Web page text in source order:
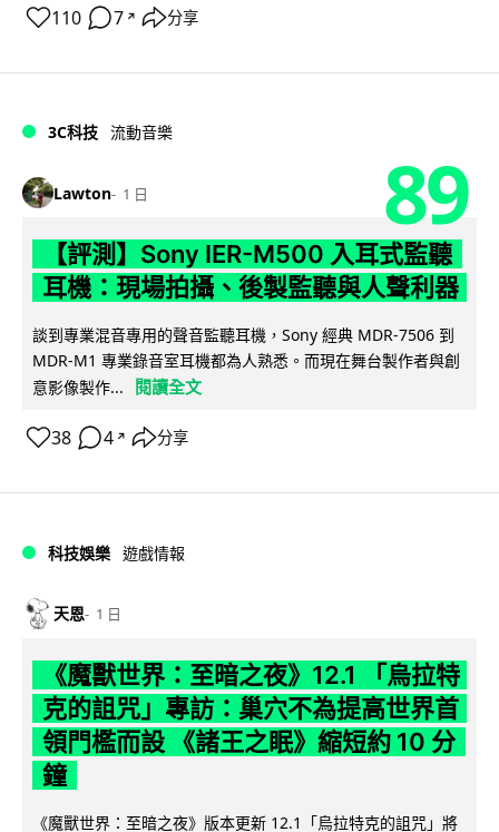
110 7 ↗ 分享
3C科技 流動音樂
Lawton 1 日 89
【評測】Sony IER-M500 入耳式監聽
耳機：現場拍攝、後製監聽與人聲利器
談到專業混音專用的聲音監聽耳機，Sony 經典 MDR-7506 到
MDR-M1 專業錄音室耳機都為人熟悉。而現在舞台製作者與創
意影像製作...
閱讀全文
38 4 ↗ 分享
科技娛樂 遊戲情報
天恩 1 日
《魔獸世界：至暗之夜》12.1 「烏拉特
克的詛咒」專訪：巢穴不為提高世界首
領門檻而設 《諸王之眠》縮短約 10 分
鐘
《魔獸世界：至暗之夜》版本更新 12.1「烏拉特克的詛咒」將